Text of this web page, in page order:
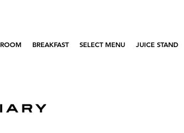
ROOM BREAKFAST SELECT MENU JUICE STAND